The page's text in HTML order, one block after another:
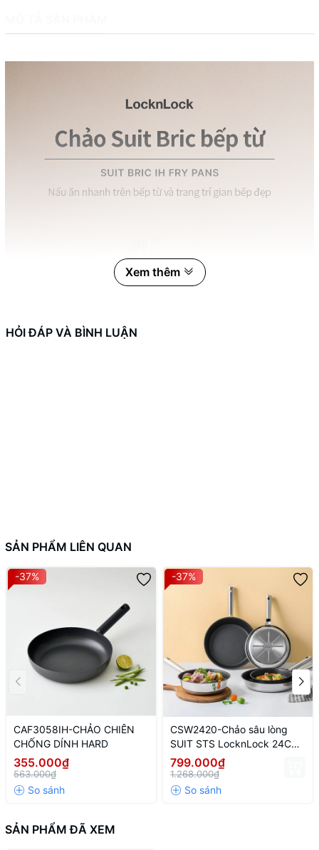
Xem thêm
HỎI ĐÁP VÀ BÌNH LUẬN
SẢN PHẨM LIÊN QUAN
-37%
CAF3058IH-CHẢO CHIÊN
CHỐNG DÍNH HARD
355.000₫
563.000₫
-37%
CSW2420-Chảo sâu lòng
SUIT STS LocknLock 24CM
- CN-4-STS-Single
799.000₫
1.268.000₫
SẢN PHẨM ĐÃ XEM